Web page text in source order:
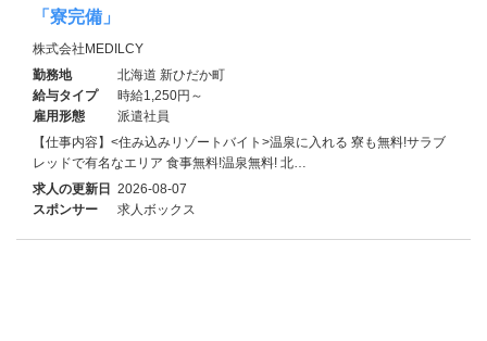
「寮完備」
株式会社MEDILCY
勤務地
北海道 新ひだか町
給与タイプ
時給1,250円～
雇用形態
派遣社員
【仕事内容】<住み込みリゾートバイト>温泉に入れる 寮も無料!サラブ
レッドで有名なエリア 食事無料!温泉無料! 北…
求人の更新日 2026-08-07
スポンサー
求人ボックス